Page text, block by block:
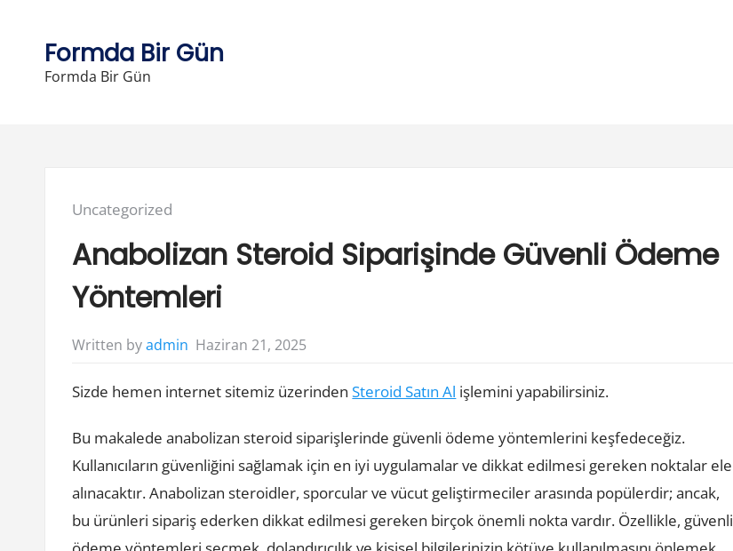
contentFormda Bir Gün
Formda Bir Gün
Posted
Uncategorized
Anabolizan Steroid Siparişinde Güvenli Ödeme
Yöntemleri
Written byadmin Haziran 21, 2025
Sizde hemen internet sitemiz üzerindenSteroid Satın Al işlemini yapabilirsiniz.
Bu makalede anabolizan steroid siparişlerinde güvenli ödeme yöntemlerini keşfedeceğiz.
Kullanıcıların güvenliğini sağlamak için en iyi uygulamalar ve dikkat edilmesi gereken noktalar ele
alınacaktır. Anabolizan steroidler, sporcular ve vücut geliştirmeciler arasında popülerdir; ancak,
bu ürünleri sipariş ederken dikkat edilmesi gereken birçok önemli nokta vardır. Özellikle, güvenli